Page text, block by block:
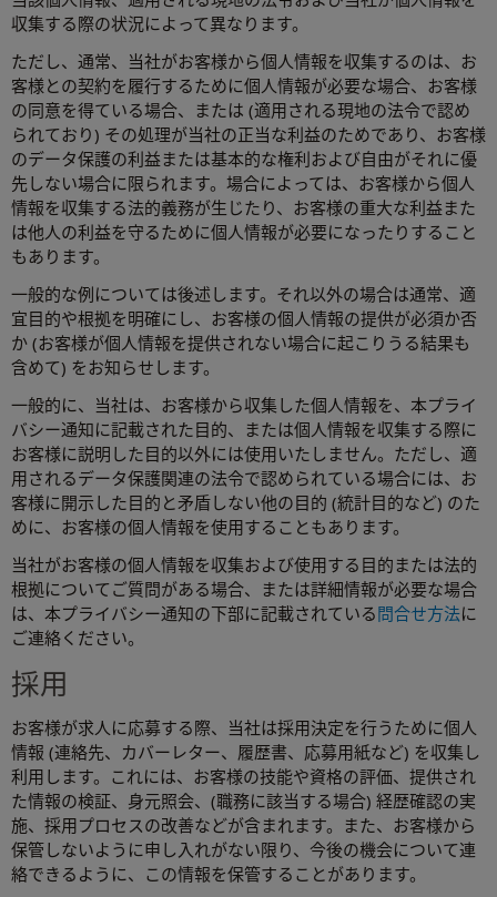
収集する際の状況によって異なります。
ただし、通常、当社がお客様から個人情報を収集するのは、お
客様との契約を履行するために個人情報が必要な場合、お客様
の同意を得ている場合、または (適用される現地の法令で認め
られており) その処理が当社の正当な利益のためであり、お客様
のデータ保護の利益または基本的な権利および自由がそれに優
先しない場合に限られます。場合によっては、お客様から個人
情報を収集する法的義務が生じたり、お客様の重大な利益また
は他人の利益を守るために個人情報が必要になったりすること
もあります。
一般的な例については後述します。それ以外の場合は通常、適
宜目的や根拠を明確にし、お客様の個人情報の提供が必須か否
か (お客様が個人情報を提供されない場合に起こりうる結果も
含めて) をお知らせします。
一般的に、当社は、お客様から収集した個人情報を、本プライ
バシー通知に記載された目的、または個人情報を収集する際に
お客様に説明した目的以外には使用いたしません。ただし、適
用されるデータ保護関連の法令で認められている場合には、お
客様に開示した目的と矛盾しない他の目的 (統計目的など) のた
めに、お客様の個人情報を使用することもあります。
当社がお客様の個人情報を収集および使用する目的または法的
根拠についてご質問がある場合、または詳細情報が必要な場合
は、本プライバシー通知の下部に記載されている問合せ方法に
ご連絡ください。
採用
お客様が求人に応募する際、当社は採用決定を行うために個人
情報 (連絡先、カバーレター、履歴書、応募用紙など) を収集し
利用します。これには、お客様の技能や資格の評価、提供され
た情報の検証、身元照会、(職務に該当する場合) 経歴確認の実
施、採用プロセスの改善などが含まれます。また、お客様から
保管しないように申し入れがない限り、今後の機会について連
絡できるように、この情報を保管することがあります。